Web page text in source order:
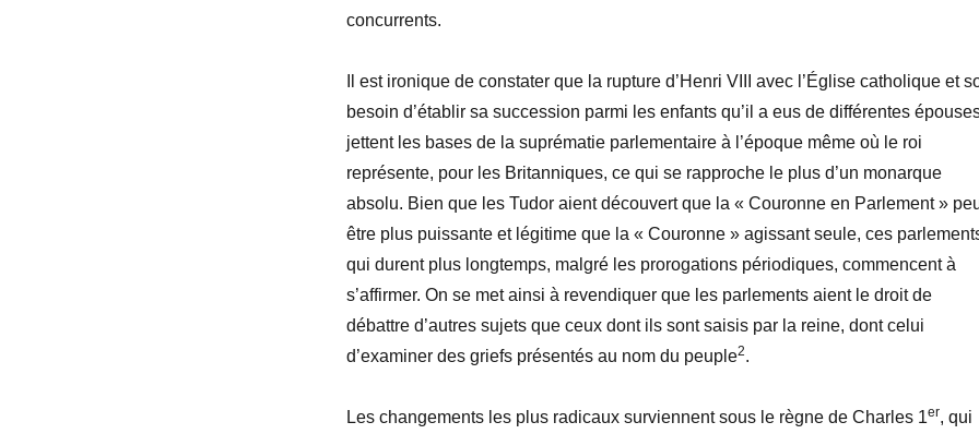
concurrents.
Il est ironique de constater que la rupture d’Henri VIII avec l’Église catholique et
besoin d’établir sa succession parmi les enfants qu’il a eus de différentes
jettent les bases de la suprématie parlementaire à l’époque même où le roi
représente, pour les Britanniques, ce qui se rapproche le plus d’un monarque
absolu. Bien que les Tudor aient découvert que la « Couronne en Parlement »
être plus puissante et légitime que la « Couronne » agissant seule, ces
qui durent plus longtemps, malgré les prorogations périodiques, commencent à
s’affirmer. On se met ainsi à revendiquer que les parlements aient le droit de
débattre d’autres sujets que ceux dont ils sont saisis par la reine, dont celui
d’examiner des griefs présentés au nom du peuple2.
Les changements les plus radicaux surviennent sous le règne de Charles 1er, qui